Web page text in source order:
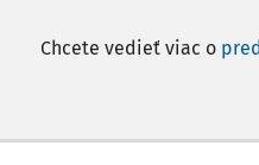
Chcete vedieť viac o